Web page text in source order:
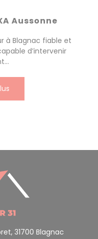
Aussonne
à Blagnac fiable et
d’intervenir
31700 Blagnac